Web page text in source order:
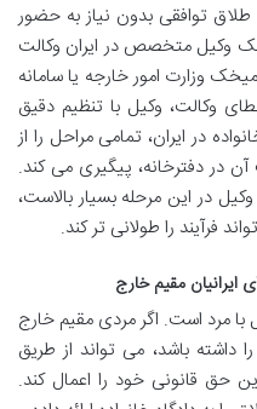
طلاق توافقی بدون نیاز به حضور
یک وکیل متخصص در ایران وکالت
وزارت امور خارجه یا سامانه
وکالت، وکیل با تنظیم دقیق
در ایران، تمامی مراحل را از
در دفترخانه، پیگیری می کند.
در این مرحله بسیار بالاست،
فرآیند را طولانی تر کند.
مرد است. اگر مردی مقیم خارج
باشد، می تواند از طریق
حق قانونی خود را اعمال کند.